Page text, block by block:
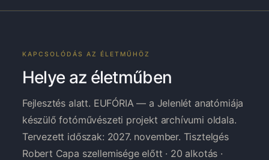
KAPCSOLÓDÁS AZ ÉLETMŰHÖZ
Helye az életműben
Fejlesztés alatt. EUFÓRIA — a Jelenlét anatómiája
készülő fotóművészeti projekt archívumi oldala.
Tervezett időszak: 2027. november. Tisztelgés
Robert Capa szellemisége előtt · 20 alkotás ·